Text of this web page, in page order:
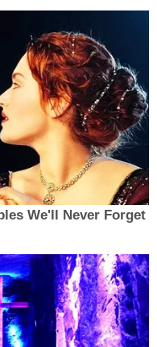
We'll Never Forget